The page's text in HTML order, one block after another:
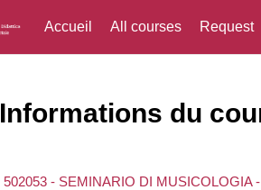
Accueil All courses Request
Informations du
502053 - SEMINARIO DI MUSICOLOGIA